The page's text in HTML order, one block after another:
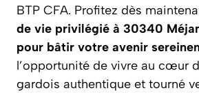
BTP CFA. Profitez dès
de vie privilégié à 30340
pour bâtir votre avenir
l’opportunité de vivre au cœur
gardois authentique et tourné